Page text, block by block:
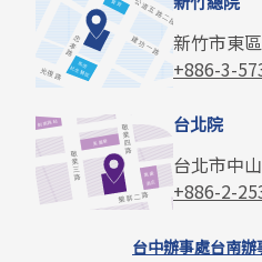
新竹市東
+886-3-
台北院
台北市中
+886-2-
台中辦事處台南辦